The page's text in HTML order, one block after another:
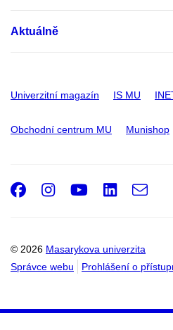
Aktuálně
Univerzitní magazín IS MU
Obchodní centrum MU Munishop
© 2026 Masarykova univerzita
Správce webu
Prohlášení o
Facebook
Instagram
Youtube
e-